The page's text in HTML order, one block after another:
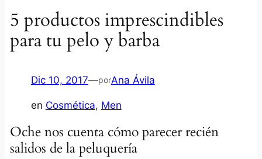
5 productos imprescindibles
para tu pelo y barba
Dic 10, 2017—porAna Ávila
en Cosmética, Men
Oche nos cuenta cómo parecer recién
salidos de la peluquería